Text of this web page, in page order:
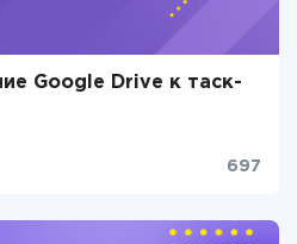
Google Drive к таск-
697